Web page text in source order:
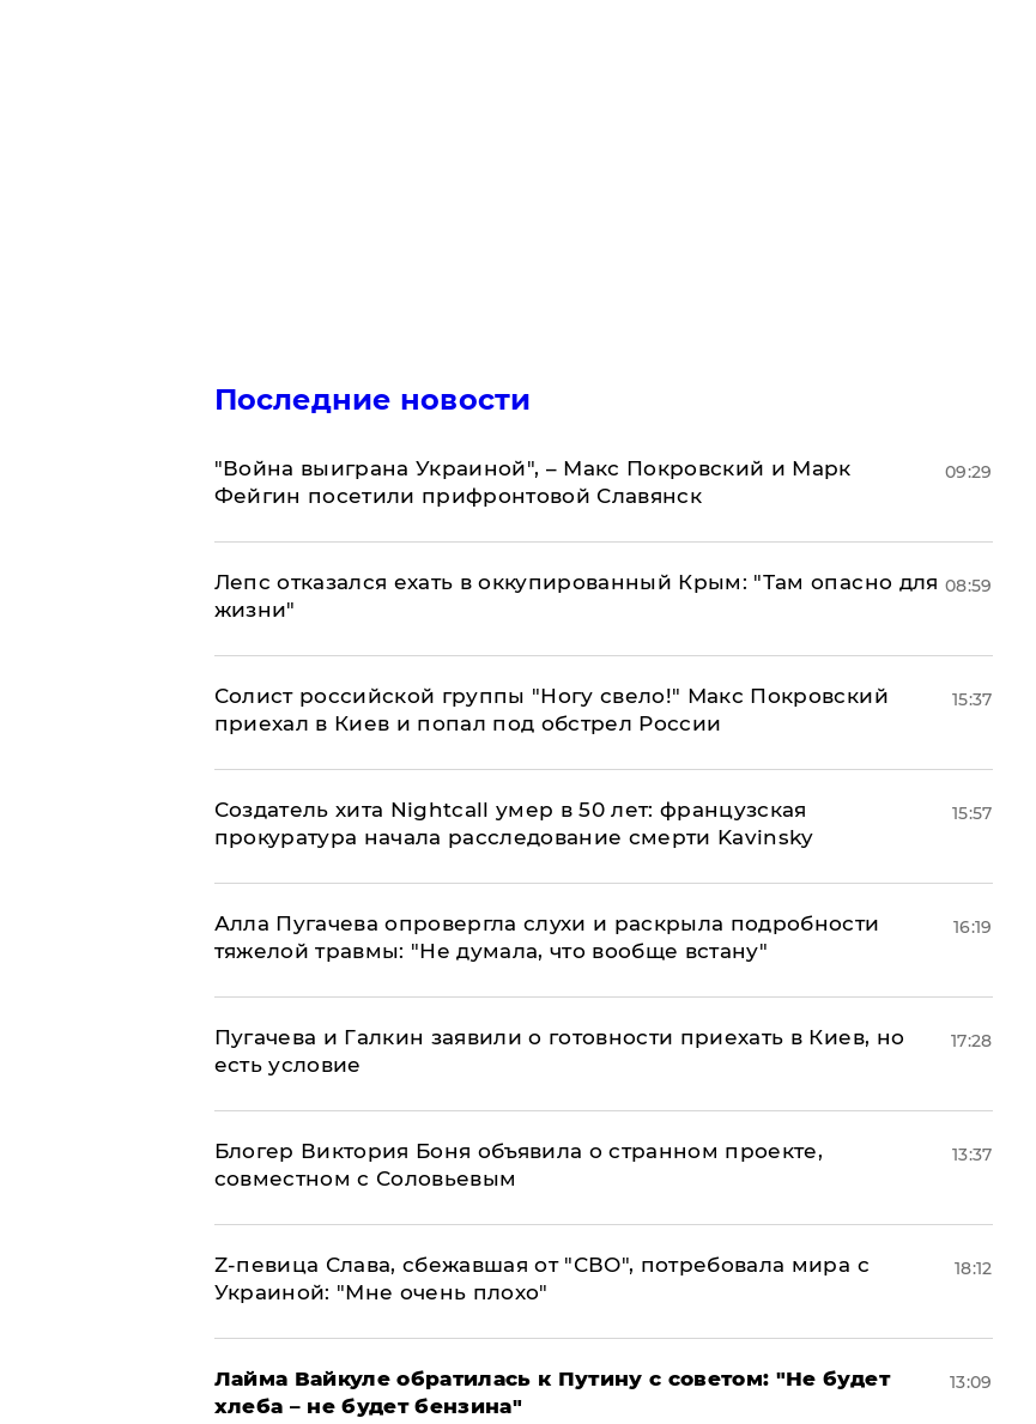
Последние новости
"Война выиграна Украиной", – Макс Покровский и Марк
Фейгин посетили прифронтовой Славянск
09:29
Лепс отказался ехать в оккупированный Крым: "Там опасно для
жизни"
08:59
Солист российской группы "Ногу свело!" Макс Покровский
приехал в Киев и попал под обстрел России
15:37
Создатель хита Nightcall умер в 50 лет: французская
прокуратура начала расследование смерти Kavinsky
15:57
Алла Пугачева опровергла слухи и раскрыла подробности
тяжелой травмы: "Не думала, что вообще встану"
16:19
Пугачева и Галкин заявили о готовности приехать в Киев, но
есть условие
17:28
Блогер Виктория Боня объявила о странном проекте,
совместном с Соловьевым
13:37
Z-певица Слава, сбежавшая от "СВО", потребовала мира с
Украиной: "Мне очень плохо"
18:12
Лайма Вайкуле обратилась к Путину с советом: "Не будет
хлеба – не будет бензина"
13:09